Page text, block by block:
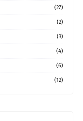
(27)
(2)
(3)
(4)
(6)
(12)